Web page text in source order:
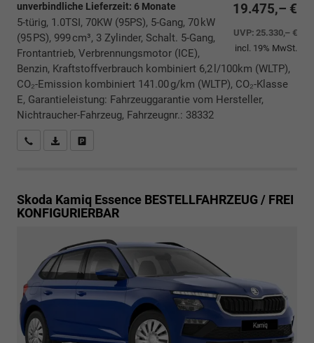
19.475,– €
UVP:25.330,– €
incl. 19% MwSt.
unverbindliche Lieferzeit: 6 Monate
5-türig, 1.0TSI, 70KW (95PS), 5-Gang, 70 kW
(95 PS), 999 cm³, 3 Zylinder, Schalt. 5-Gang,
Frontantrieb, Verbrennungsmotor (ICE),
Benzin, Kraftstoffverbrauch kombiniert 6,2 l/100km (WLTP),
CO₂-Emission kombiniert 141.00 g/km (WLTP), CO₂-Klasse
E, Garantieleistung: Fahrzeuggarantie vom Hersteller,
Nichtraucher-Fahrzeug, Fahrzeugnr.: 38332
Rückrufbitte absenden
PDF-Datei, Fahrzeugexposé drucken
Skoda Kamiq Essence BESTELLFAHRZEUG / FREI
KONFIGURIERBAR